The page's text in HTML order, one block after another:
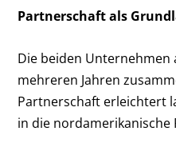
Partnerschaft als
Die beiden
mehreren Jahren
Partnerschaft erleichtert
in die nordamerikanische